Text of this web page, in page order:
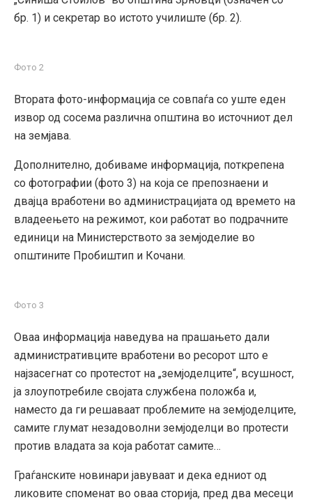
бр. 1) и секретар во истото училиште (бр. 2).
Фото 2
Втората фото-информација се совпаѓа со уште еден
извор од сосема различна општина во источниот дел
на земјава.
Дополнително, добиваме информација, поткрепена
со фотографии (фото 3) на која се препознаени и
двајца вработени во администрацијата од времето на
владеењето на режимот, кои работат во подрачните
единици на Министерството за земјоделие во
општините Пробиштип и Кочани.
Фото 3
Оваа информација наведува на прашањето дали
административците вработени во ресорот што е
најзасегнат со протестот на „земјоделците“, всушност,
ја злоупотребиле својата службена положба и,
наместо да ги решаваат проблемите на земјоделците,
самите глумат незадоволни земјоделци во протести
против владата за која работат самите…
Граѓанските новинари јавуваат и дека едниот од
ликовите споменат во оваа сторија, пред два месеци